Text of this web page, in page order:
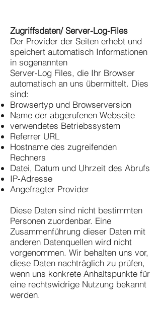
Zugriffsdaten/ Server-Log-Files
Der Provider der Seiten erhebt und
speichert automatisch Informationen
in sogenannten
Server-Log Files, die Ihr Browser
automatisch an uns übermittelt. Dies
sind:
Browsertyp und Browserversion
Name der abgerufenen Webseite
verwendetes Betriebssystem
Referrer URL
Hostname des zugreifenden
Rechners
Datei, Datum und Uhrzeit des Abrufs
IP-Adresse
Angefragter Provider
Diese Daten sind nicht bestimmten
Personen zuordenbar. Eine
Zusammenführung dieser Daten mit
anderen Datenquellen wird nicht
vorgenommen. Wir behalten uns vor,
diese Daten nachträglich zu prüfen,
wenn uns konkrete Anhaltspunkte für
eine rechtswidrige Nutzung bekannt
werden.